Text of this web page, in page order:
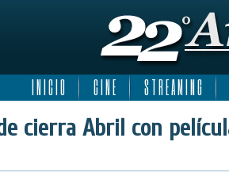
I N I C I O C I N E S T R E A M I N G
cierra Abril con